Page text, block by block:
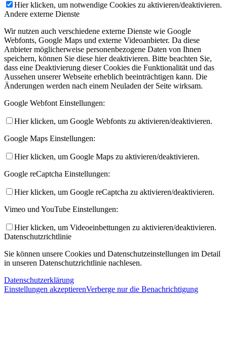
Hier klicken, um notwendige Cookies zu aktivieren/deaktivieren.
Andere externe Dienste
Wir nutzen auch verschiedene externe Dienste wie Google
Webfonts, Google Maps und externe Videoanbieter. Da diese
Anbieter möglicherweise personenbezogene Daten von Ihnen
speichern, können Sie diese hier deaktivieren. Bitte beachten Sie,
dass eine Deaktivierung dieser Cookies die Funktionalität und das
Aussehen unserer Webseite erheblich beeinträchtigen kann. Die
Änderungen werden nach einem Neuladen der Seite wirksam.
Google Webfont Einstellungen:
Hier klicken, um Google Webfonts zu aktivieren/deaktivieren.
Google Maps Einstellungen:
Hier klicken, um Google Maps zu aktivieren/deaktivieren.
Google reCaptcha Einstellungen:
Hier klicken, um Google reCaptcha zu aktivieren/deaktivieren.
Vimeo und YouTube Einstellungen:
Hier klicken, um Videoeinbettungen zu aktivieren/deaktivieren.
Datenschutzrichtlinie
Sie können unsere Cookies und Datenschutzeinstellungen im Detail
in unseren Datenschutzrichtlinie nachlesen.
Datenschutzerklärung
Einstellungen akzeptierenVerberge nur die Benachrichtigung